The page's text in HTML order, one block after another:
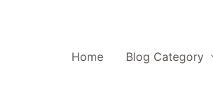
Home Blog Category